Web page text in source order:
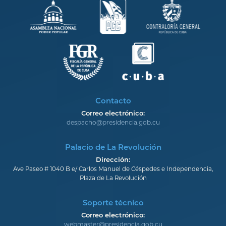
Contacto
Correo electrónico:
despacho@presidencia.gob.cu
Palacio de La Revolución
Dirección:
Ave Paseo # 1040 B e/ Carlos Manuel de Céspedes e Independencia,
Plaza de La Revolución
Soporte técnico
Correo electrónico:
webmaster@presidencia.gob.cu